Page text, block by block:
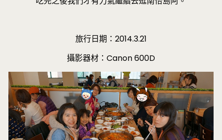
旅行日期：2014.3.21
攝影器材：Canon 600D